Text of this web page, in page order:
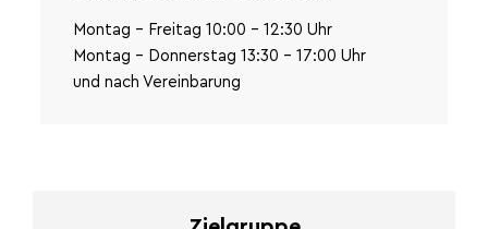
Montag – Freitag 10:00 – 12:30 Uhr
Montag – Donnerstag 13:30 – 17:00 Uhr
und nach Vereinbarung